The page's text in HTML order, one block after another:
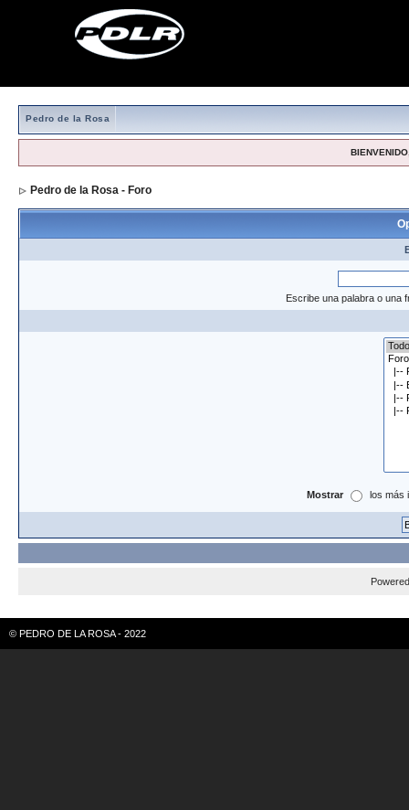
Pedro de la Rosa
Pedro de la Rosa - Foro
Escribe una palabra o una
Mostrar los más
© PEDRO DE LA ROSA - 2022